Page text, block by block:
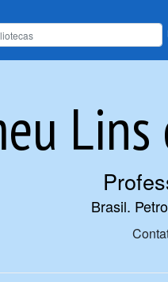
Lins
Brasil.